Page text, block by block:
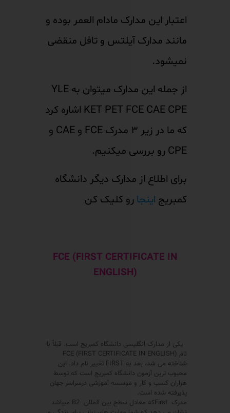
اعتبار این مدارک مادام العمر بوده و
مانند مدارک آیلتس و تافل منقضی
نمیشود.
از جمله این مدارک میتوان به YLE
KET PET FCE CAE CPE اشاره کرد
که ما در زیر ۳ مدرک FCE و CAE و
CPE رو بررسی میکنیم.
برای اطلاع از مدارک دیگر دانشگاه
کمبریج اینجا رو کلیک کن
FCE (FIRST CERTIFICATE IN
ENGLISH)
یکی از مدارک انگلیسی دانشگاه کمبریج است. قبلاً با
شناخته می شد، بعد به FIRST تغییر نام داد. این
محبوب ترین آزمون دانشگاه کمبریج است که توسط
هزاران کسب و کار و موسسه آموزشی درسراسر جهان
پذیرفته شده است.
مدرک Firstکه معادل سطح بین المللی B2 میباشد